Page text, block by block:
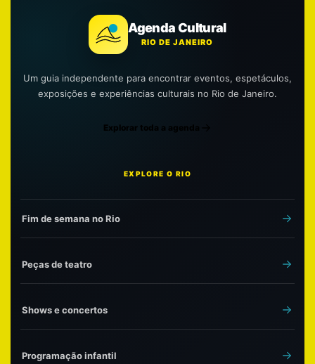
Agenda Cultural
RIO DE JANEIRO
Um guia independente para encontrar eventos, espetáculos,
exposições e experiências culturais no Rio de Janeiro.
Explorar toda a agenda
EXPLORE O RIO
Fim de semana no Rio
Peças de teatro
Shows e concertos
Programação infantil